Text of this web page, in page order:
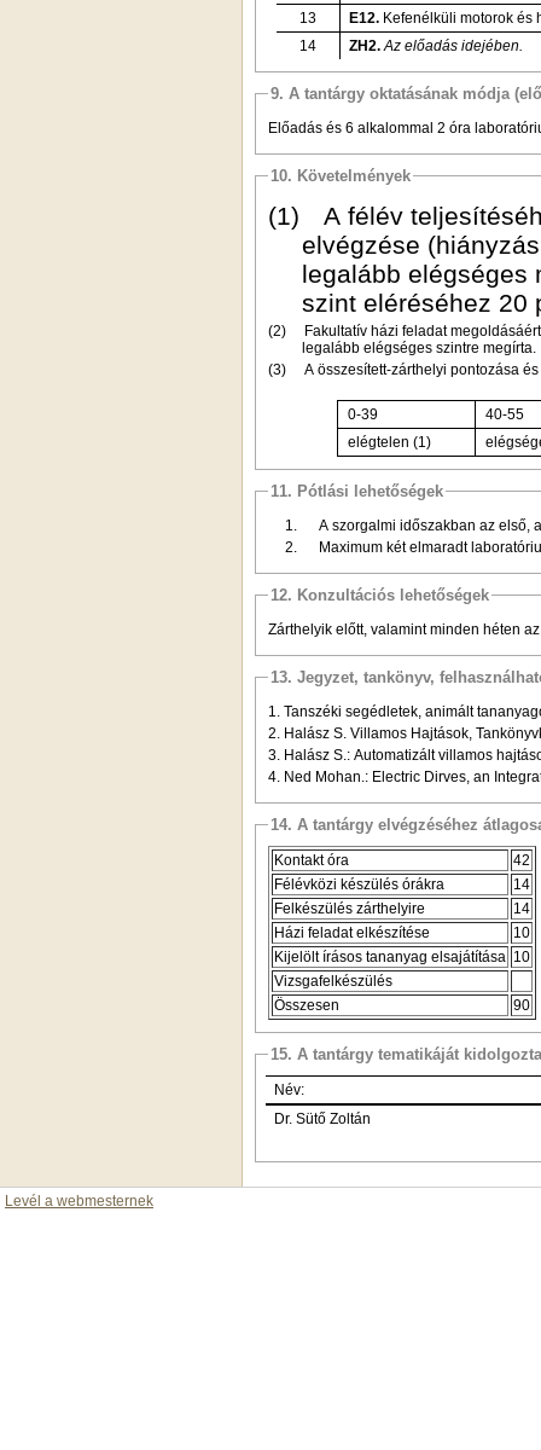
13
E12. Kefenélküli motorok és
14
ZH2. Az előadás idejében.
9. A tantárgy oktatásának módja
Előadás és 6 alkalommal 2 óra
10. Követelmények
(1)
A félév
elvégzése
legalább elégséges
szint eléréséhez 20
(2)
Fakultatív házi feladat
legalább elégséges szintre megírta.
(3)
A összesített-zárthelyi pontozása
0-39
40-55
elégtelen (1)
11. Pótlási lehetőségek
1.
A szorgalmi időszakban az első,
2.
Maximum két elmaradt
12. Konzultációs lehetőségek
Zárthelyik előtt, valamint minden héten
13. Jegyzet, tankönyv,
1. Tanszéki segédletek, animált
2. Halász S. Villamos Hajtások,
3. Halász S.: Automatizált villamos
4. Ned Mohan.: Electric Dirves, an
14. A tantárgy elvégzéséhez
Kontakt óra
42
Félévközi készülés órákra
14
Felkészülés zárthelyire
14
Házi feladat elkészítése
10
Kijelölt írásos tananyag elsajátítása 10
Vizsgafelkészülés
Összesen
90
15. A tantárgy tematikáját kidolgozta
Név:
Dr. Sütő Zoltán
Levél a webmesternek